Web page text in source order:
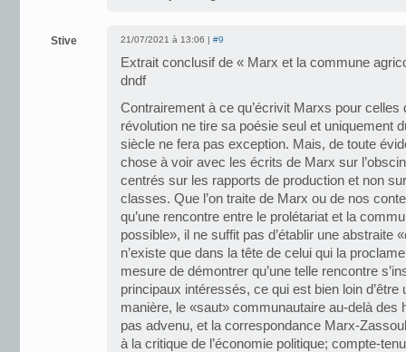
Stive 21/07/2021 à 13:06 | #9
Extrait conclusif de « Marx et la commune
dndf
Contrairement à ce qu’écrivit Marxs pour celles
révolution ne tire sa poésie seul et uniquement
siècle ne fera pas exception. Mais, de toute
chose à voir avec les écrits de Marx sur
centrés sur les rapports de production et non
classes. Que l’on traite de Marx ou de nos
qu’une rencontre entre le prolétariat et la
possible», il ne suffit pas d’établir une abstraite
n’existe que dans la tête de celui qui la
mesure de démontrer qu’une telle rencontre
principaux intéressés, ce qui est bien loin d’être
manière, le «saut» communautaire au-delà des
pas advenu, et la correspondance Marx-
à la critique de l’économie politique; compte-